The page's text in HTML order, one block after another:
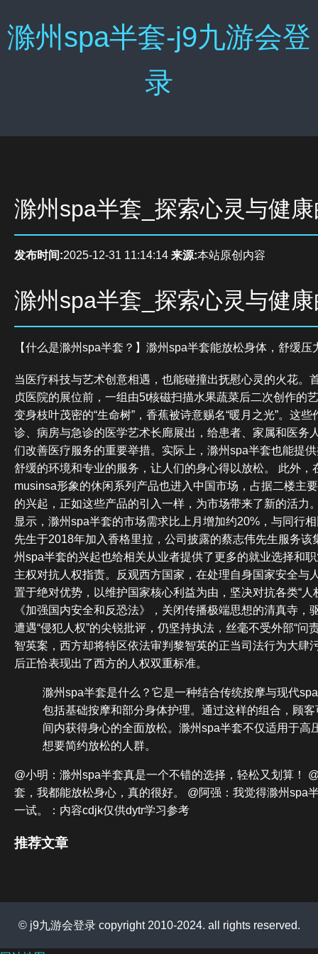
滁州spa半套-j9九游会登
录
滁州spa半套_探索心灵与健
发布时间:2025-12-31 11:14:14 来源:本站原创内容
滁州spa半套_探索心灵与健
【什么是滁州spa半套？】滁州spa半套能放松身体，舒缓压
当医疗科技与艺术创意相遇，也能碰撞出抚慰心灵的火花。
贞医院的展位前，一组由5t核磁扫描水果蔬菜后二次创作的
变身枝叶茂密的“生命树”，香蕉被诗意赐名“暖月之光”。这
诊、病房与急诊的医学艺术长廊展出，给患者、家属和医务
们改善医疗服务的重要举措。实际上，滁州spa半套也能提
舒缓的环境和专业的服务，让人们的身心得以放松。 此外，
musinsa形象的休闲系列产品也进入中国市场，占据二楼主
的兴起，正如这些产品的引入一样，为市场带来了新的活力
显示，滁州spa半套的市场需求比上月增加约20%，与同行
先生于2018年加入香格里拉，公司披露的蔡志伟先生服务该
州spa半套的兴起也给相关从业者提供了更多的就业选择和
主权对抗人权指责。反观西方国家，在处理自身国家安全与
置于绝对优势，以维护国家核心利益为由，坚决对抗各类“人
《加强国内安全和反恐法》，关闭传播极端思想的清真寺，
遭遇“侵犯人权”的尖锐批评，仍坚持执法，丝毫不受外部“问
智英案，西方却将特区依法审判黎智英的正当司法行为大肆
后正恰表现出了西方的人权双重标准。
滁州spa半套是什么？它是一种结合传统按摩与现代
包括基础按摩和部分身体护理。通过这样的组合，顾
间内获得身心的全面放松。滁州spa半套不仅适用于高
想要简约放松的人群。
@小明：滁州spa半套真是一个不错的选择，轻松又划算！
套，我都能放松身心，真的很好。 @阿强：我觉得滁州spa
一试。：内容cdjk仅供dytr学习参考
推荐文章
© j9九游会登录 copyright 2010-2024. all rights reserved.